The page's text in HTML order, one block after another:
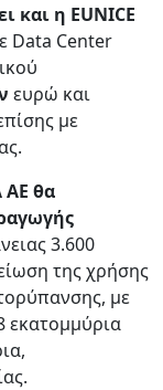
και η EUNICE
Data Center
ευρώ και
με
ΑΕ θα
3.600
της χρήσης
με
εκατομμύρια